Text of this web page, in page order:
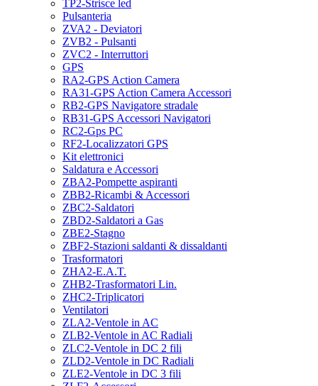
TP2-Strisce led
Pulsanteria
ZVA2 - Deviatori
ZVB2 - Pulsanti
ZVC2 - Interruttori
GPS
RA2-GPS Action Camera
RA31-GPS Action Camera Accessori
RB2-GPS Navigatore stradale
RB31-GPS Accessori Navigatori
RC2-Gps PC
RF2-Localizzatori GPS
Kit elettronici
Saldatura e Accessori
ZBA2-Pompette aspiranti
ZBB2-Ricambi & Accessori
ZBC2-Saldatori
ZBD2-Saldatori a Gas
ZBE2-Stagno
ZBF2-Stazioni saldanti & dissaldanti
Trasformatori
ZHA2-E.A.T.
ZHB2-Trasformatori Lin.
ZHC2-Triplicatori
Ventilatori
ZLA2-Ventole in AC
ZLB2-Ventole in AC Radiali
ZLC2-Ventole in DC 2 fili
ZLD2-Ventole in DC Radiali
ZLE2-Ventole in DC 3 fili